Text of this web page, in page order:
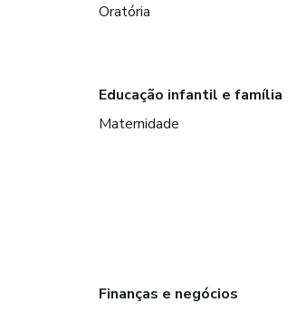
Oratória
Educação infantil e família
Maternidade
Finanças e negócios